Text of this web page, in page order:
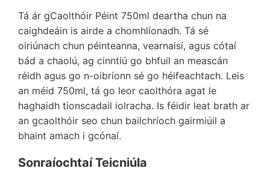
Tá ár gCaolthóir Péint 750ml deartha chun na
caighdeáin is airde a chomhlíonadh. Tá sé
oiriúnach chun péinteanna, vearnaisí, agus cótaí
bád a chaolú, ag cinntiú go bhfuil an meascán
réidh agus go n-oibríonn sé go héifeachtach. Leis
an méid 750ml, tá go leor caolthóra agat le
haghaidh tionscadail iolracha. Is féidir leat brath ar
an gcaolthóir seo chun bailchríoch gairmiúil a
bhaint amach i gcónaí.
Sonraíochtaí Teicniúla